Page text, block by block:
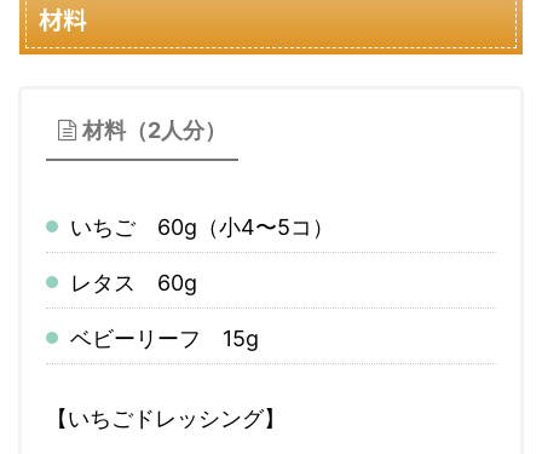
材料
材料（2人分）
いちご 60g（小4〜5コ）
レタス 60g
ベビーリーフ 15g
【いちごドレッシング】